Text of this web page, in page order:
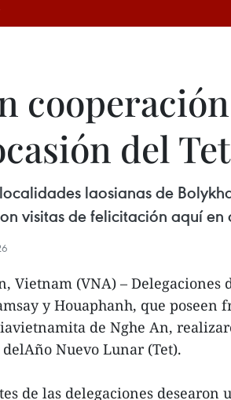
del Tet
laosianas de
visitas de felicitación aquí en
Vietnam (VNA) – Delegaciones
y Houaphanh, que poseen
de Nghe An,
delAño Nuevo Lunar (Tet).
de las delegaciones desearon